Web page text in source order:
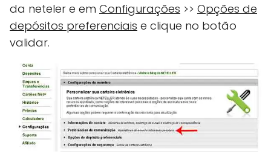
da neteler e em Configurações >> Opções de
depósitos preferenciais e clique no botão
validar.